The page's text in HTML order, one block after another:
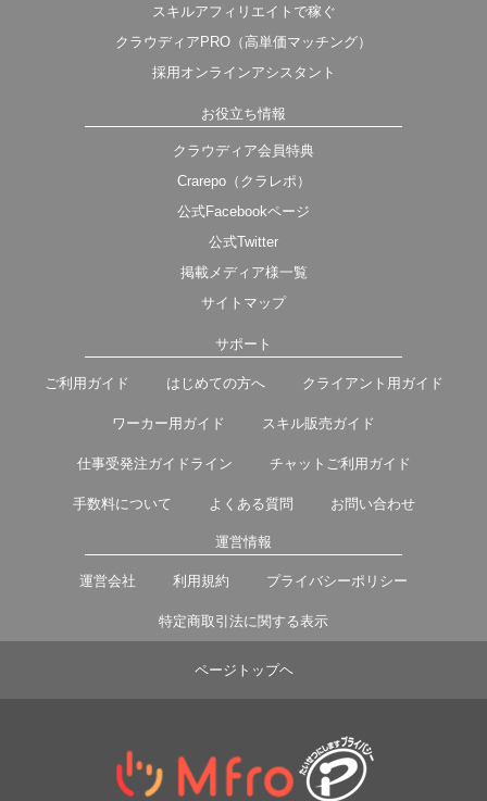
スキルアフィリエイトで稼ぐ
クラウディアPRO（高単価マッチング）
採用オンラインアシスタント
お役立ち情報
クラウディア会員特典
Crarepo（クラレポ）
公式Facebookページ
公式Twitter
掲載メディア様一覧
サイトマップ
サポート
ご利用ガイド はじめての方へ クライアント用ガイド
ワーカー用ガイド スキル販売ガイド
仕事受発注ガイドライン チャットご利用ガイド
手数料について よくある質問 お問い合わせ
運営情報
運営会社 利用規約 プライバシーポリシー
特定商取引法に関する表示
ページトップヘ